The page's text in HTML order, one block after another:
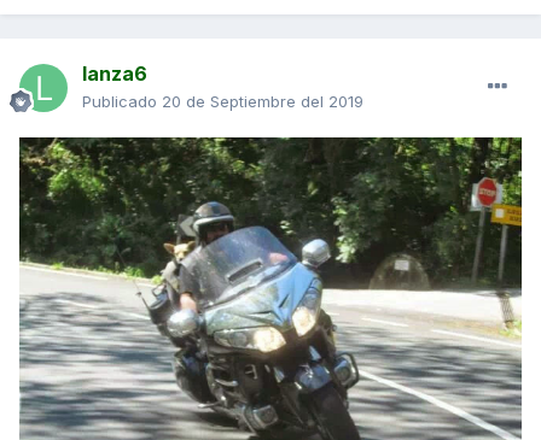
lanza6
Publicado 20 de Septiembre del 2019